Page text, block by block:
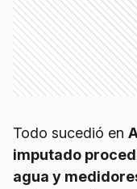
Todo sucedió en
imputado
agua y